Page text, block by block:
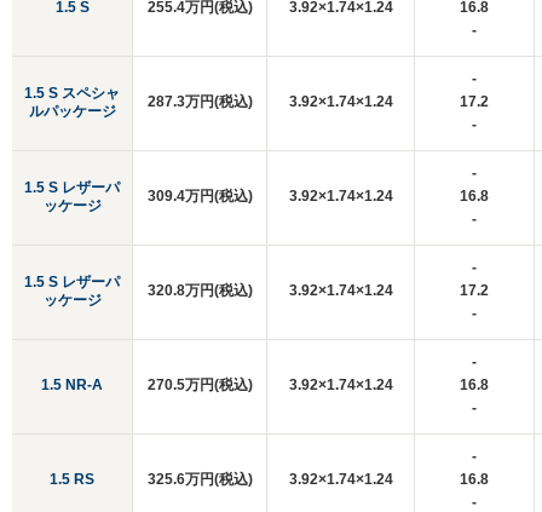
1.5 S
1.5 S スペシャ
ルパッケージ
1.5 S レザーパ
ッケージ
1.5 S レザーパ
ッケージ
1.5 NR-A
1.5 RS
255.4万円(税込) 3.92×1.74×1.24
16.8
-
287.3万円(税込) 3.92×1.74×1.24
-
17.2
-
309.4万円(税込) 3.92×1.74×1.24
-
16.8
-
320.8万円(税込) 3.92×1.74×1.24
-
17.2
-
270.5万円(税込) 3.92×1.74×1.24
-
16.8
-
325.6万円(税込) 3.92×1.74×1.24
-
16.8
-